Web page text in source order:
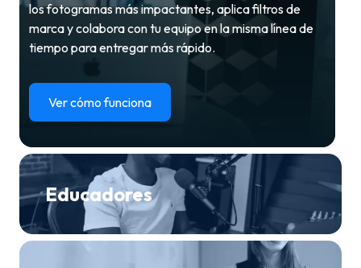
los fotogramas más impactantes, aplica filtros de
marca y colabora con tu equipo en la misma línea de
tiempo para entregar más rápido.
Ver cómo funciona
Educadores